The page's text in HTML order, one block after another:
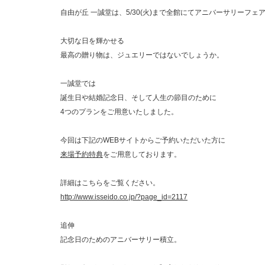
自由が丘 一誠堂は、5/30(火)まで全館にてアニバーサリーフェア
大切な日を輝かせる
最高の贈り物は、ジュエリーではないでしょうか。
一誠堂では
誕生日や結婚記念日、そして人生の節目のために
4つのプランをご用意いたしました。
今回は下記のWEBサイトからご予約いただいた方に
来場予約特典をご用意しております。
詳細はこちらをご覧ください。
http://www.isseido.co.jp/?page_id=2117
追伸
記念日のためのアニバーサリー積立。